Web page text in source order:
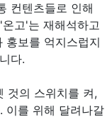
컨텐츠들로 인해
고'는 재해석하고
홍보를 억지스럽지
다.
것의 스위치를 켜,
이를 위해 달려나갈